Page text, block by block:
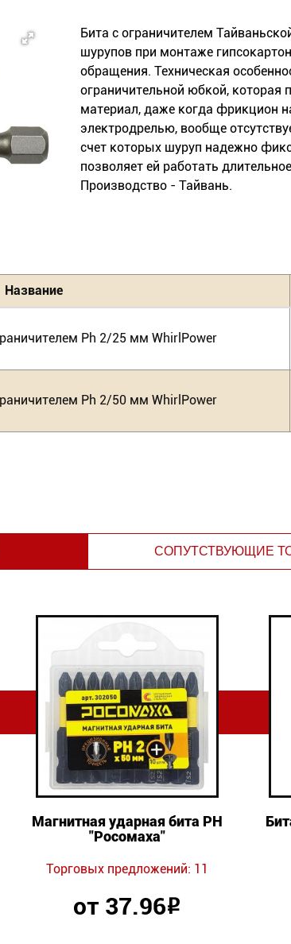
Бита с ограничителем
шурупов при монтаже
обращения. Техническая
ограничительной юбкой, которая
материал, даже когда фрикцион
электродрелью, вообще
счет которых шуруп надежно
позволяет ей работать
Производство - Тайвань.
Название
Ph 2/25 мм WhirlPower
Ph 2/50 мм WhirlPower
Магнитная ударная бита PH
"Росомаха"
Торговых предложений: 11
от 37.96Р
СОПУТСТВУЮЩИЕ